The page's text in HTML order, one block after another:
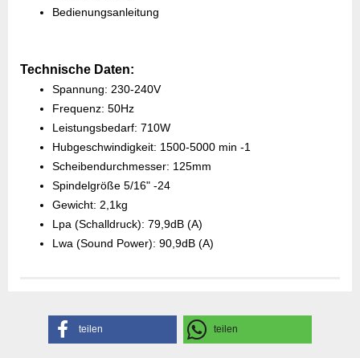
Bedienungsanleitung
Technische Daten:
Spannung: 230-240V
Frequenz: 50Hz
Leistungsbedarf: 710W
Hubgeschwindigkeit: 1500-5000 min -1
Scheibendurchmesser: 125mm
Spindelgröße 5/16" -24
Gewicht: 2,1kg
Lpa (Schalldruck): 79,9dB (A)
Lwa (Sound Power): 90,9dB (A)
teilen teilen